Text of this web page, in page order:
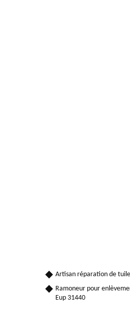
Artisan réparation de
Ramoneur pour
Eup 31440